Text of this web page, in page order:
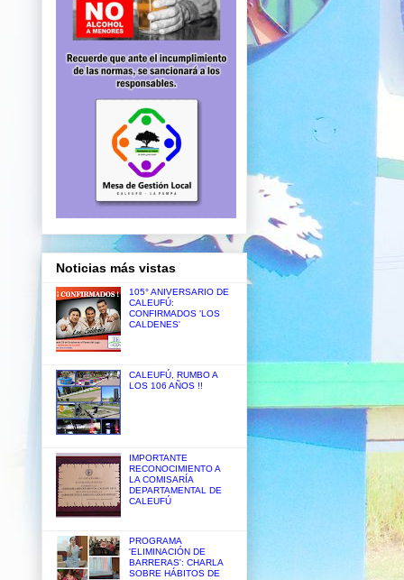
Noticias más vistas
105° ANIVERSARIO DE
CALEUFÚ:
CONFIRMADOS 'LOS
CALDENES'
CALEUFÚ, RUMBO A
LOS 106 AÑOS !!
IMPORTANTE
RECONOCIMIENTO A
LA COMISARÍA
DEPARTAMENTAL DE
CALEUFÚ
PROGRAMA
'ELIMINACIÓN DE
BARRERAS': CHARLA
SOBRE HÁBITOS DE